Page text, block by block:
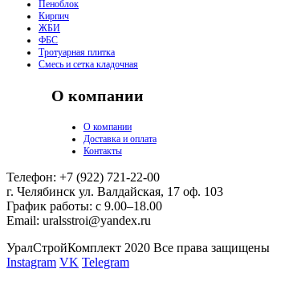
Пеноблок
Кирпич
ЖБИ
ФБС
Тротуарная плитка
Смесь и сетка кладочная
О компании
О компании
Доставка и оплата
Контакты
Телефон: +7 (922) 721-22-00
г. Челябинск ул. Валдайская, 17 оф. 103
График работы: с 9.00–18.00
Email: uralsstroi@yandex.ru
УралСтройКомплект 2020 Все права защищены
Instagram VK Telegram